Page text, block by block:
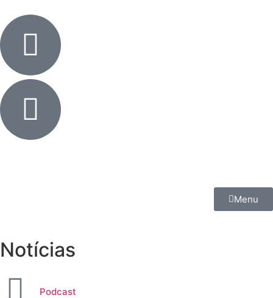
Menu
Notícias
Podcast